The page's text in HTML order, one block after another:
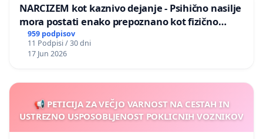
NARCIZEM kot kaznivo dejanje - Psihično nasilje
mora postati enako prepoznano kot fizično
nasilje
959 podpisov
11 Podpisi / 30 dni
17 Jun 2026
📢 PETICIJA ZA VEČJO VARNOST NA CESTAH IN
USTREZNO USPOSOBLJENOST POKLICNIH VOZNIKOV